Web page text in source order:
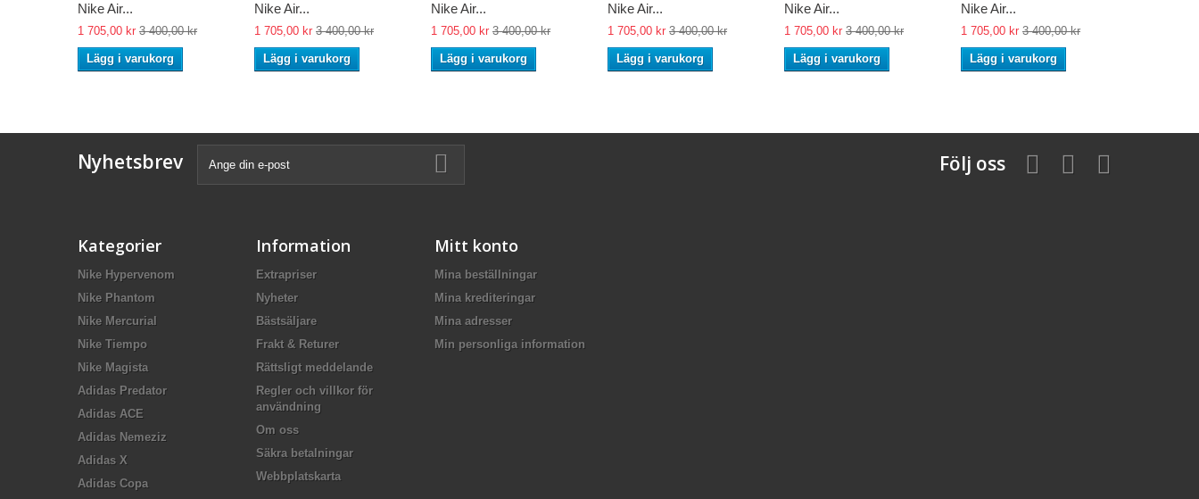
Nike Air...
1 705,00 kr 3 400,00 kr
Lägg i varukorg
Nike Air...
1 705,00 kr 3 400,00 kr
Lägg i varukorg
Nike Air...
1 705,00 kr 3 400,00 kr
Lägg i varukorg
Nike Air...
1 705,00 kr 3 400,00 kr
Lägg i varukorg
Nike Air...
1 705,00 kr 3 400,00 kr
Lägg i varukorg
Nike Air...
1 705,00 kr 3 400,00 kr
Lägg i varukorg
Nyhetsbrev Följ oss
Kategorier
Nike Hypervenom
Nike Phantom
Nike Mercurial
Nike Tiempo
Nike Magista
Adidas Predator
Adidas ACE
Adidas Nemeziz
Adidas X
Adidas Copa
Information
Extrapriser
Nyheter
Bästsäljare
Frakt & Returer
Rättsligt meddelande
Regler och villkor för
användning
Om oss
Säkra betalningar
Webbplatskarta
Mitt konto
Mina beställningar
Mina krediteringar
Mina adresser
Min personliga information